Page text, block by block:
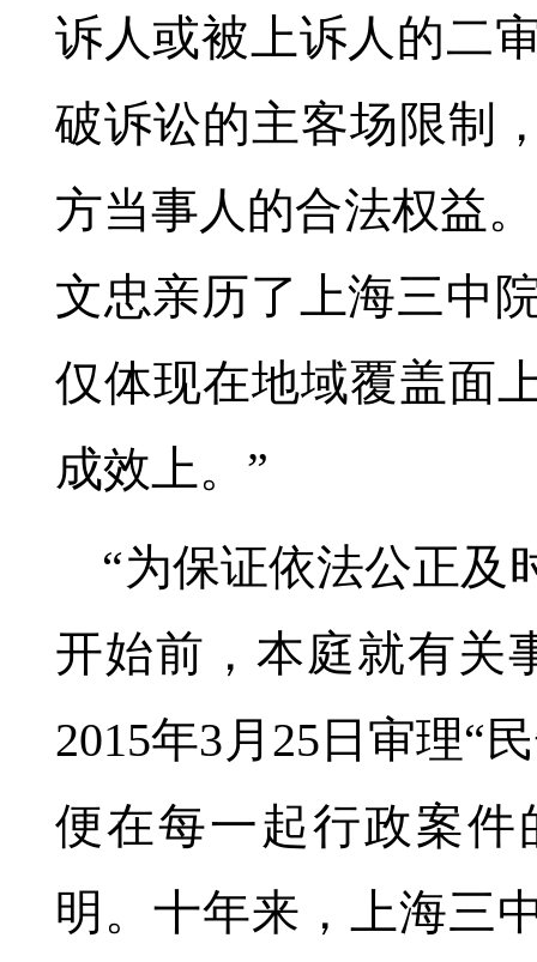
诉人或被上诉人的二
破诉讼的主客场限制
方当事人的合法权益
文忠亲历了上海三中
仅体现在地域覆盖面
成效上。”
“为保证依法公正及
开始前，本庭就有关
2015年3月25日审理“
便在每一起行政案
明。十年来，上海三